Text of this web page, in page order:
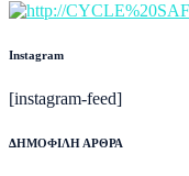
Instagram
[instagram-feed]
ΔΗΜΟΦΙΛΗ ΑΡΘΡΑ